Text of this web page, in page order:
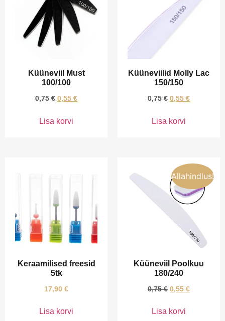
Küüneviil Must
100/100
0,75€ 0,55 €
Lisa korvi
Küüneviilid Molly Lac
150/150
0,75€ 0,55 €
Lisa korvi
Keraamilised freesid
5tk
17,90 €
Lisa korvi
Allahindlus!
Küüneviil Poolkuu
180/240
0,75€ 0,55 €
Lisa korvi